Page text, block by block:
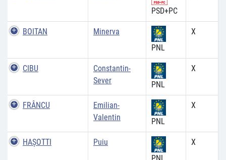
PSD+PC
BOITAN
Minerva
PNL
X
CIBU
Constantin-
Sever
PNL
X
FRÂNCU
Emilian-
Valentin
PNL
X
HAŞOTTI
Puiu
X